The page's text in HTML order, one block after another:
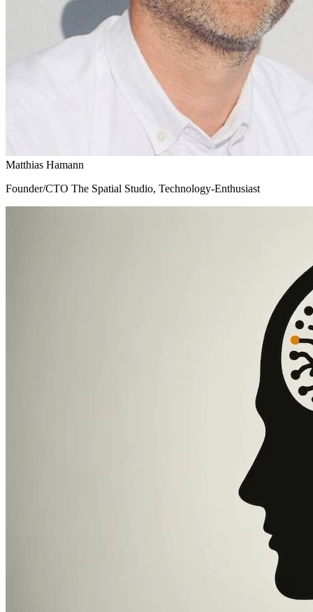
Matthias Hamann
Founder/CTO The Spatial Studio, Technology-Enthusiast